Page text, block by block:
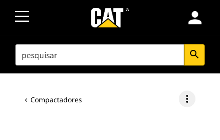
person
SEARCH search
Compactadores more_vert